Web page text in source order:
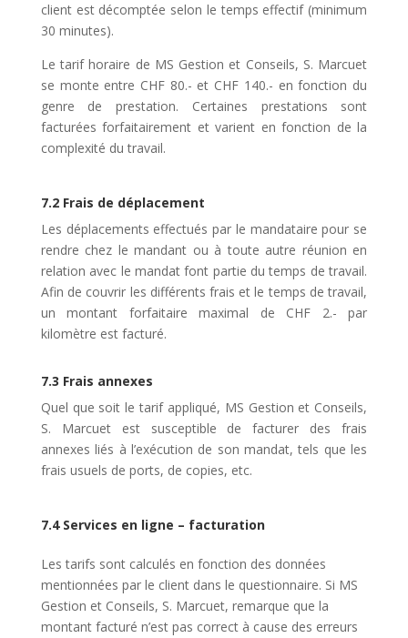
client est décomptée selon le temps effectif (minimum
30 minutes).
Le tarif horaire de MS Gestion et Conseils, S. Marcuet
se monte entre CHF 80.- et CHF 140.- en fonction du
genre de prestation. Certaines prestations sont
facturées forfaitairement et varient en fonction de la
complexité du travail.
7.2 Frais de déplacement
Les déplacements effectués par le mandataire pour se
rendre chez le mandant ou à toute autre réunion en
relation avec le mandat font partie du temps de travail.
Afin de couvrir les différents frais et le temps de travail,
un montant forfaitaire maximal de CHF 2.- par
kilomètre est facturé.
7.3 Frais annexes
Quel que soit le tarif appliqué, MS Gestion et Conseils,
S. Marcuet est susceptible de facturer des frais
annexes liés à l’exécution de son mandat, tels que les
frais usuels de ports, de copies, etc.
7.4 Services en ligne – facturation
Les tarifs sont calculés en fonction des données
mentionnées par le client dans le questionnaire. Si MS
Gestion et Conseils, S. Marcuet, remarque que la
montant facturé n’est pas correct à cause des erreurs